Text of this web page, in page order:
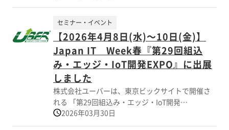
テムやインフラ技術、施設、電力、輸送、車輛、
旅客サービスなど鉄道関連の技術が横断的に会す
る総合見本市です。 株式会社ユーバーのブースで
は、防塵防水や熱対策・虫害対策・対候性を考慮
した鉄道分野でのニーズに応える多機能ケースを
紹介し御好評を賜りました。 皆様の御来場に心よ
り御礼申し上げます。 開催日時 2025年11月26日
(水)～29日(土) 10:00～17:00(最終日は
16:00まで) 開催場所 幕張メッセ 4-8ホール（小
間番号L-76） 主催 産経新聞社 オーガナイザ
ー 株式会社シー・エヌ・ティ
【2026年4月8日(水)～10日(金)】
Japan IT Week春『第29回組込
み・エッジ・IoT開発EXPO』に出展
しました
セミナー・イベント
株式会社ユーバーは、東京ビックサイトで開催さ
れる 「第29回組込み・エッジ・IoT開発
EXPO[春]」に出展しました。 当展示会は¨ソフト
ウェア受託開発¨¨組込み・エッジコンピューティ
2026年03月30日